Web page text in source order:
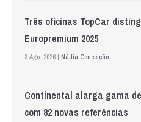
Três oficinas TopCar
Europremium 2025
3 Ago. 2026 | Nádia Conceição
Continental alarga gama
com 82 novas referências